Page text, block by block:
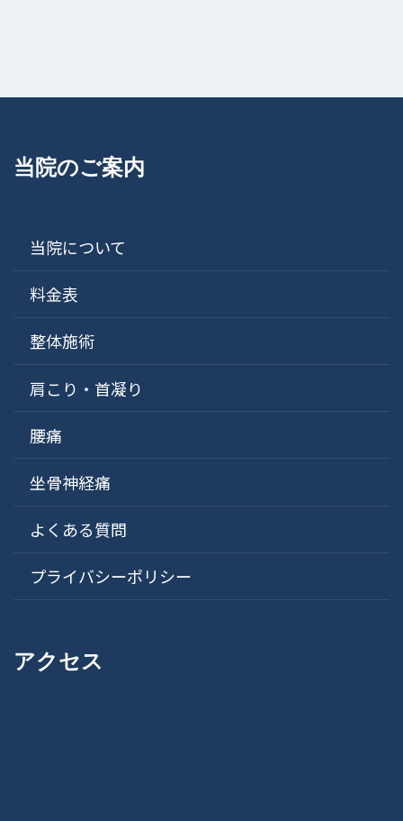
当院のご案内
当院について
料金表
整体施術
肩こり・首凝り
腰痛
坐骨神経痛
よくある質問
プライバシーポリシー
アクセス